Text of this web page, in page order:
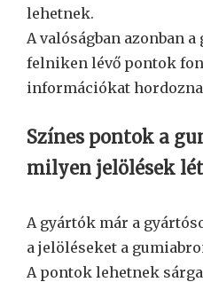
lehetnek.
A valóságban azonban
felniken lévő pontok
információkat
Színes pontok a
milyen jelölések
A gyártók már a
a jelöléseket a
A pontok lehetnek